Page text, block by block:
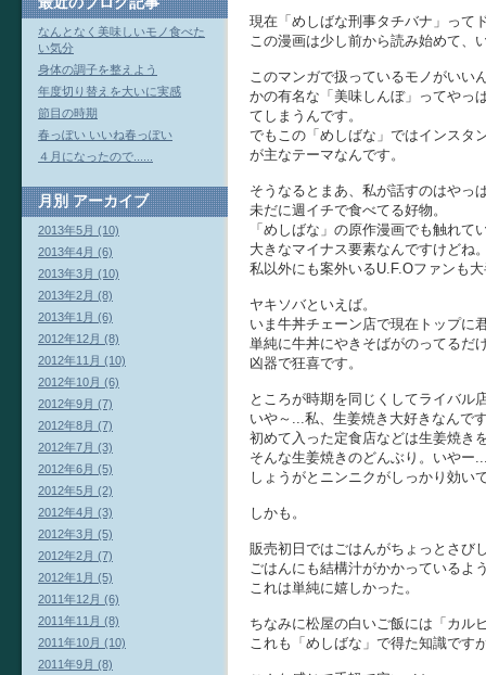
現在「めしばな刑事タチバナ」って
この漫画は少し前から読み始めて、
このマンガで扱っているモノがいい
かの有名な「美味しんぼ」ってやっ
てしまうんです。
でもこの「めしばな」ではインスタ
が主なテーマなんです。
そうなるとまあ、私が話すのはやっ
未だに週イチで食べてる好物。
「めしばな」の原作漫画でも触れ
大きなマイナス要素なんですけどね
私以外にも案外いるU.F.Oファンも
ヤキソバといえば。
いま牛丼チェーン店で現在トップに
単純に牛丼にやきそばがのってるだ
凶器で狂喜です。
ところが時期を同じくしてライバル
いや～...私、生姜焼き大好きなんで
初めて入った定食店などは生姜焼き
そんな生姜焼きのどんぶり。いやー
しょうがとニンニクがしっかり効い
しかも。
販売初日ではごはんがちょっとさび
ごはんにも結構汁がかかっているよ
これは単純に嬉しかった。
ちなみに松屋の白いご飯には「カル
これも「めしばな」で得た知識です
なんとなく美味しいモノ食べた
い気分
身体の調子を整えよう
年度切り替えを大いに実感
節目の時期
春っぽい いいね春っぽい
４月になったので......
月別アーカイブ
2013年5月 (10)
2013年4月 (6)
2013年3月 (10)
2013年2月 (8)
2013年1月 (6)
2012年12月 (8)
2012年11月 (10)
2012年10月 (6)
2012年9月 (7)
2012年8月 (7)
2012年7月 (3)
2012年6月 (5)
2012年5月 (2)
2012年4月 (3)
2012年3月 (5)
2012年2月 (7)
2012年1月 (5)
2011年12月 (6)
2011年11月 (8)
2011年10月 (10)
2011年9月 (8)